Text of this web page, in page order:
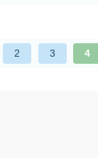
2 3 4